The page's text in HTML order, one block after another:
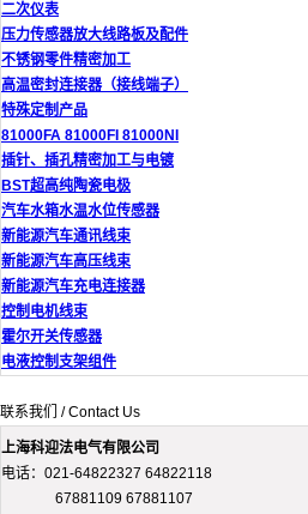
二次仪表
压力传感器放大线路板及配件
不锈钢零件精密加工
高温密封连接器（接线端子）
特殊定制产品
81000FA 81000FI 81000NI
插针、插孔精密加工与电镀
BST超高纯陶瓷电极
汽车水箱水温水位传感器
新能源汽车通讯线束
新能源汽车高压线束
新能源汽车充电连接器
控制电机线束
霍尔开关传感器
电液控制支架组件
联系我们 / Contact Us
上海科迎法电气有限公司
电话：021-64822327 64822118
67881109 67881107